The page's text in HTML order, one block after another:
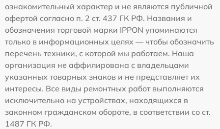
ознакомительный характер и не являются публичной
офертой согласно п. 2 ст. 437 ГК РФ. Названия и
обозначения торговой марки IPPON упоминаются
только в информационных целях — чтобы обозначить
перечень техники, с которой мы работаем. Наша
организация не аффилирована с владельцами
указанных товарных знаков и не представляет их
интересы. Все виды ремонтных работ выполняются
исключительно на устройствах, находящихся в
законном гражданском обороте, в соответствии со ст.
1487 ГК РФ.